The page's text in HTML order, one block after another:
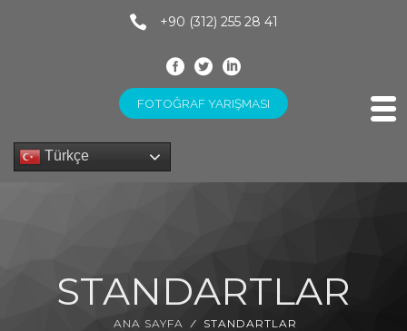
+90 (312) 255 28 41
FOTOĞRAF YARIŞMASI
Türkçe
STANDARTLAR
ANA SAYFA STANDARTLAR